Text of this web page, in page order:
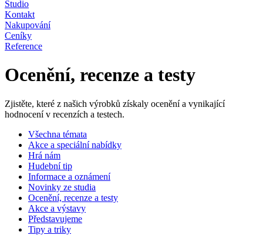
Studio
Kontakt
Nakupování
Ceníky
Reference
Ocenění, recenze a testy
Zjistěte, které z našich výrobků získaly ocenění a vynikající
hodnocení v recenzích a testech.
Všechna témata
Akce a speciální nabídky
Hrá nám
Hudební tip
Informace a oznámení
Novinky ze studia
Ocenění, recenze a testy
Akce a výstavy
Představujeme
Tipy a triky